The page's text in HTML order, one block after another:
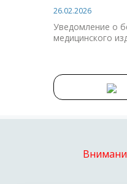
26.02.2026
Уведомление о
медицинского